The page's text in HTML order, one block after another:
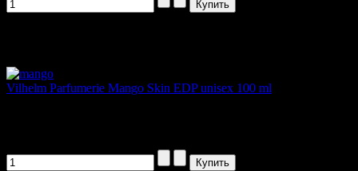
Vilhelm Parfumerie Mango Skin EDP unisex 100 ml